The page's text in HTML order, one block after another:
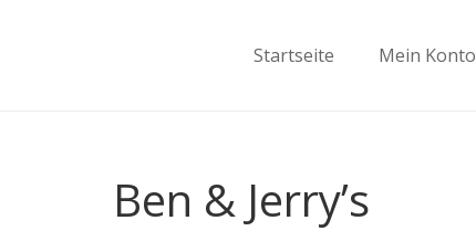
Startseite Mein Konto
Ben & Jerry’s